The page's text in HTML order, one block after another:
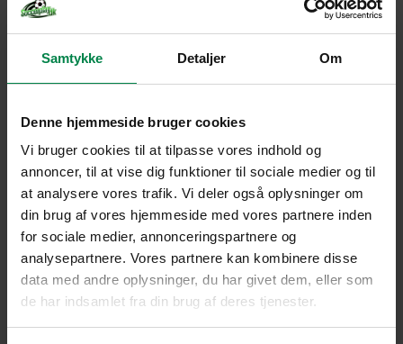
Samtykke Detaljer Om
Denne hjemmeside bruger cookies
Vi bruger cookies til at tilpasse vores indhold og
annoncer, til at vise dig funktioner til sociale medier og til
at analysere vores trafik. Vi deler også oplysninger om
din brug af vores hjemmeside med vores partnere inden
for sociale medier, annonceringspartnere og
analysepartnere. Vores partnere kan kombinere disse
data med andre oplysninger, du har givet dem, eller som
de har indsamlet fra din brug af deres tjenester.